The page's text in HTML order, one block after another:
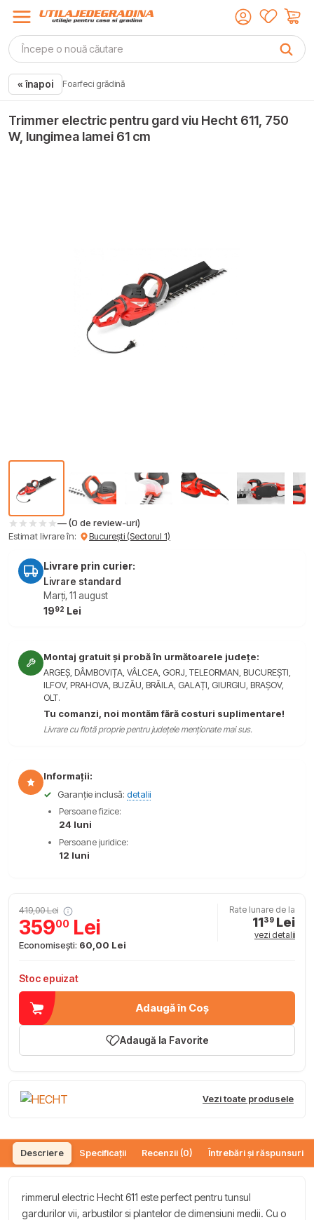
« înapoi Foarfeci grădină
Trimmer electric pentru gard viu Hecht 611, 750
W, lungimea lamei 61 cm
— (0 de review-uri)
Estimat livrare în:
București (Sectorul 1)
Livrare prin curier:
Livrare standard
Marți, 11 august
1992 Lei
Montaj gratuit și probă în următoarele județe:
ARGEȘ, DÂMBOVIȚA, VÂLCEA, GORJ, TELEORMAN, BUCUREȘTI,
ILFOV, PRAHOVA, BUZĂU, BRĂILA, GALAȚI, GIURGIU, BRAȘOV,
OLT.
Tu comanzi, noi montăm fără costuri suplimentare!
Livrare cu flotă proprie pentru județele menționate mai sus.
Informații:
✓
Garanție inclusă: detalii
Persoane fizice:
24 luni
Persoane juridice:
12 luni
419,00 Lei
35900 Lei
Economisești: 60,00 Lei
Rate lunare de la
1139 Lei
vezi detalii
Stoc epuizat
Adaugă în Coș
Adaugă la Favorite
Vezi toate produsele
Descriere Specificații Recenzii (0) Întrebări și răspunsuri
rimmerul electric Hecht 611 este perfect pentru tunsul
gardurilor vii, arbustilor si plantelor de dimensiuni medii. Cu o